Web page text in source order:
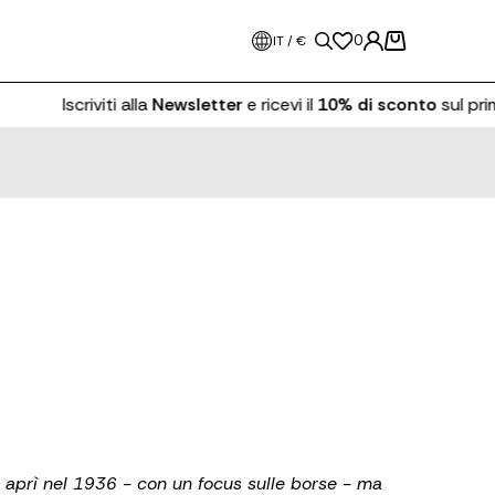
IT / € 0
Iscriviti allaNewslettere ricevi il10% di scontosul
nel 1936 - con un focus sulle borse - ma